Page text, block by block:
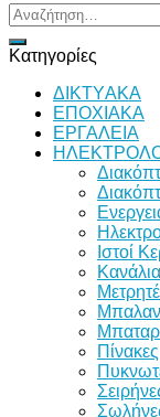
Αναζήτηση
για:
Κατηγορίες
ΔΙKTΥAKA
ΕΠΟΧΙΑΚΑ
ΕΡΓΑΛΕΙΑ
Ιστοί
Πίνακες